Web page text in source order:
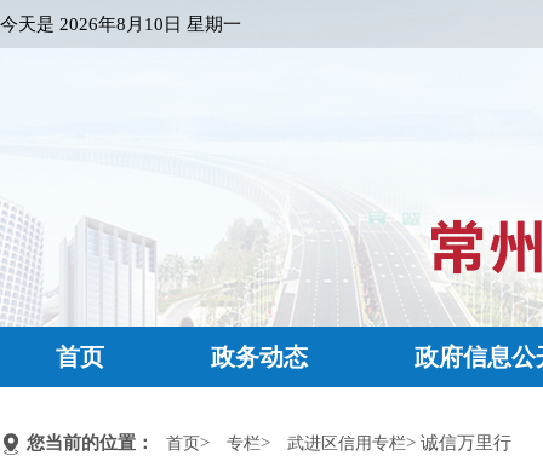
今天是 2026年8月10日 星期一
首页 政务动态 政府信息公
您当前的位置： 首页> 专栏> 武进区信用专栏> 诚信万里行